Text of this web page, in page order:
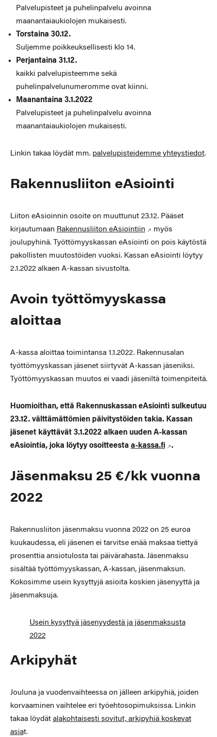
Palvelupisteet ja puhelinpalvelu avoinna
maanantaiaukiolojen mukaisesti.
Torstaina 30.12.
Suljemme poikkeuksellisesti klo 14.
Perjantaina 31.12.
kaikki palvelupisteemme sekä
puhelinpalvelunumeromme ovat kiinni.
Maanantaina 3.1.2022
Palvelupisteet ja puhelinpalvelu avoinna
maanantaiaukiolojen mukaisesti.
Linkin takaa löydät mm. palvelupisteidemme yhteystiedot.
Rakennusliiton eAsiointi
Liiton eAsioinnin osoite on muuttunut 23.12. Pääset
kirjautumaan Rakennusliiton eAsiointiin
myös
joulupyhinä. Työttömyyskassan eAsiointi on pois käytöstä
pakollisten muutostöiden vuoksi. Kassan eAsiointi löytyy
2.1.2022 alkaen A-kassan sivustolta.
Avoin työttömyyskassa
aloittaa
A-kassa aloittaa toimintansa 1.1.2022. Rakennusalan
työttömyyskassan jäsenet siirtyvät A-kassan jäseniksi.
Työttömyyskassan muutos ei vaadi jäseniltä toimenpiteitä.
Huomioithan, että Rakennuskassan eAsiointi sulkeutuu
23.12. välttämättömien päivitystöiden takia. Kassan
jäsenet käyttävät 3.1.2022 alkaen uuden A-kassan
eAsiointia, joka löytyy osoitteesta a-kassa.fi .
Jäsenmaksu 25 €/kk vuonna
2022
Rakennusliiton jäsenmaksu vuonna 2022 on 25 euroa
kuukaudessa, eli jäsenen ei tarvitse enää maksaa tiettyä
prosenttia ansiotulosta tai päivärahasta. Jäsenmaksu
sisältää työttömyyskassan, A-kassan, jäsenmaksun.
Kokosimme usein kysyttyjä asioita koskien jäsenyyttä ja
jäsenmaksuja.
Usein kysyttyä jäsenyydestä ja jäsenmaksusta
2022
Arkipyhät
Jouluna ja vuodenvaihteessa on jälleen arkipyhiä, joiden
korvaaminen vaihtelee eri työehtosopimuksissa. Linkin
takaa löydät alakohtaisesti sovitut, arkipyhiä koskevat
asiat.